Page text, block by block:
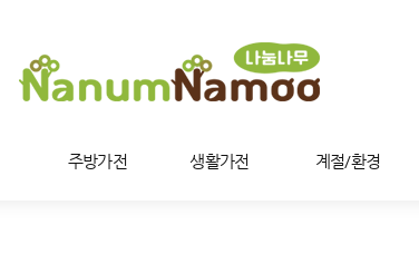
주방가전 생활가전 계절/환경